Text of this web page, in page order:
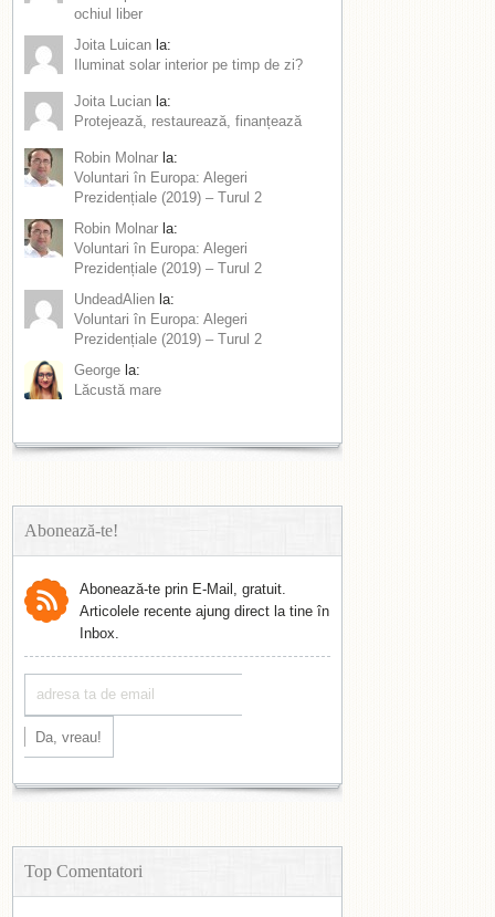
ochiul liber
Joita Luican la:
Iluminat solar interior pe timp de zi?
Joita Lucian la:
Protejează, restaurează, finanțează
Robin Molnar la:
Voluntari în Europa: Alegeri
Prezidențiale (2019) – Turul 2
Robin Molnar la:
Voluntari în Europa: Alegeri
Prezidențiale (2019) – Turul 2
UndeadAlien la:
Voluntari în Europa: Alegeri
Prezidențiale (2019) – Turul 2
George la:
Lăcustă mare
Abonează-te!
Abonează-te prin E-Mail, gratuit.
Articolele recente ajung direct la tine în
Inbox.
Top Comentatori